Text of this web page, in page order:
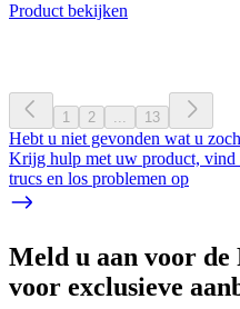
Product bekijken
1 2 ... 13
Hebt u niet gevonden wat u
Krijg hulp met uw product, vind
trucs en los problemen op
Meld u aan voor
voor exclusieve